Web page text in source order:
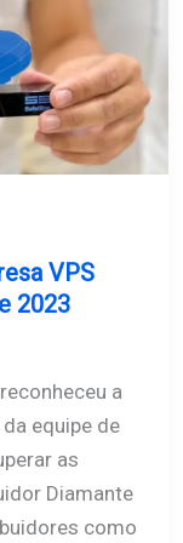
VPS
2023
a
equipe de
as
Diamante
como